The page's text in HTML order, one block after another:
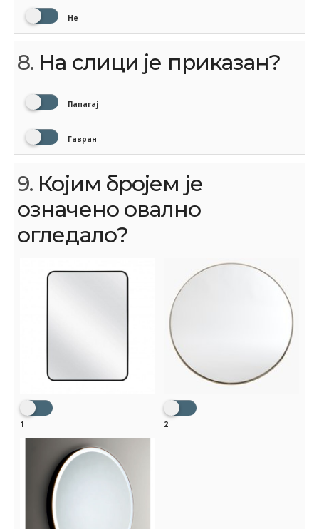
Не
8. На слици је приказан?
Папагај
Гавран
9. Којим бројем је
означено овално
огледало?
1 2